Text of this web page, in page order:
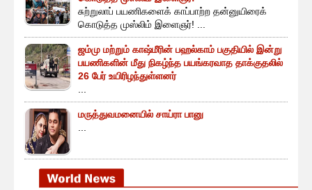
சுற்றுலாப் பயணிகளைக் காப்பாற்ற தன்னுயிரைக்
கொடுத்த முஸ்லிம் இளைஞர்! ...
ஜம்மு மற்றும் காஷ்மீரின் பஹல்காம் பகுதியில் இன்று
பயணிகளின் மீது நிகழ்ந்த பயங்கரவாத தாக்குதலில்
26 பேர் உயிரிழந்துள்ளனர்
மருத்துவமனையில் சாய்ரா பானு